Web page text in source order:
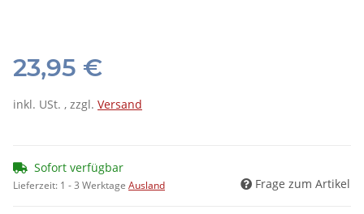
23,95 €
inkl. USt. , zzgl. Versand
Sofort verfügbar
Lieferzeit: 1 - 3 Werktage Ausland Frage zum Artikel